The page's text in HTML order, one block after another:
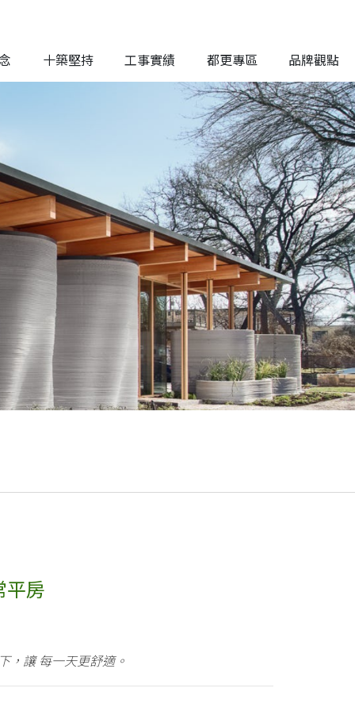
十築堅持 工事實績 都更專區 品牌觀點
平房
，讓 每一天更舒適。